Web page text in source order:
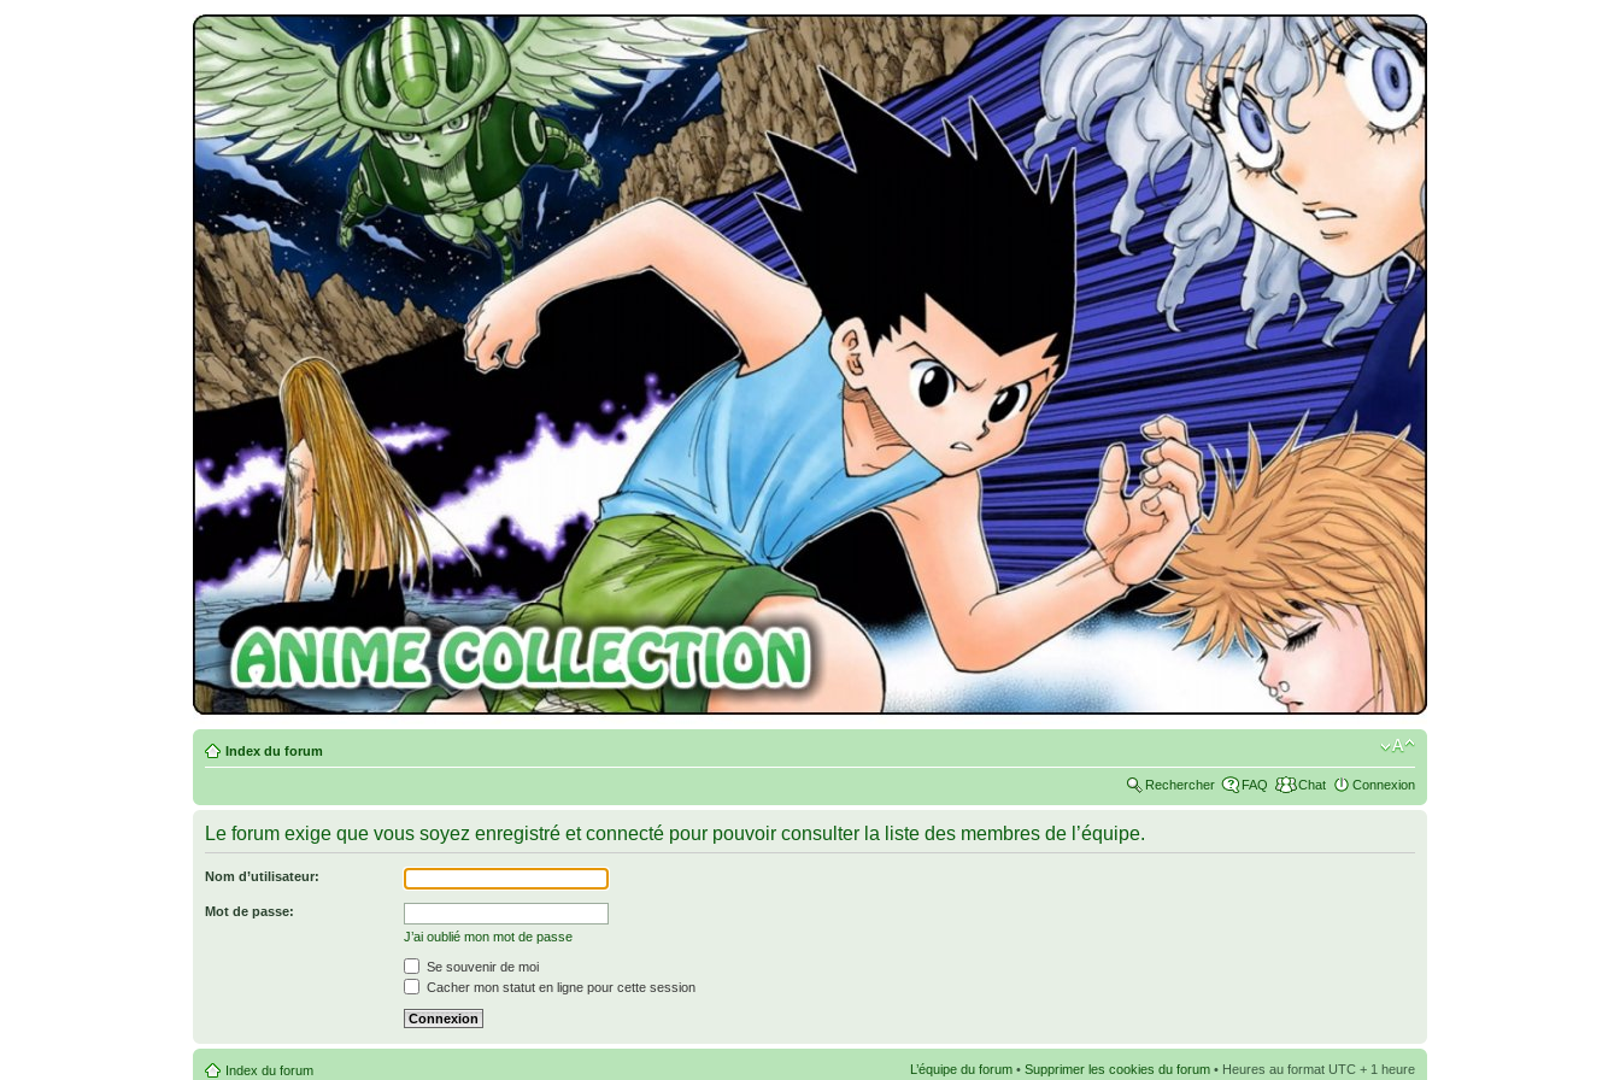
Index du forum
Rechercher FAQ Chat Connexion
Le forum exige que vous soyez enregistré et connecté pour pouvoir consulter la liste des membres de l’équipe.
Nom d’utilisateur:
Mot de passe:
J’ai oublié mon mot de passe
Se souvenir de moi
Cacher mon statut en ligne pour cette session
Index du forum L’équipe du forum • Supprimer les cookies du forum • Heures au format UTC + 1 heure